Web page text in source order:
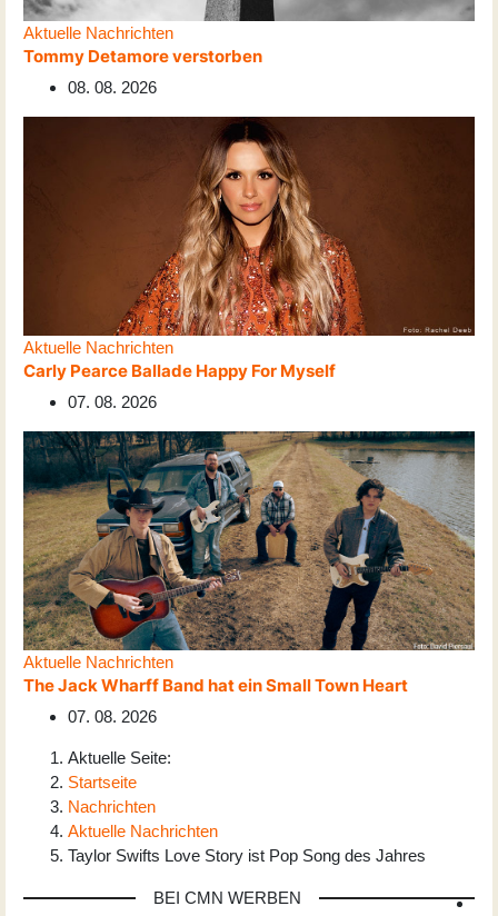
Aktuelle Nachrichten
Tommy Detamore verstorben
08. 08. 2026
Aktuelle Nachrichten
Carly Pearce Ballade Happy For Myself
07. 08. 2026
Aktuelle Nachrichten
The Jack Wharff Band hat ein Small Town Heart
07. 08. 2026
Aktuelle Seite:
Startseite
Nachrichten
Aktuelle Nachrichten
Taylor Swifts Love Story ist Pop Song des Jahres
BEI CMN WERBEN